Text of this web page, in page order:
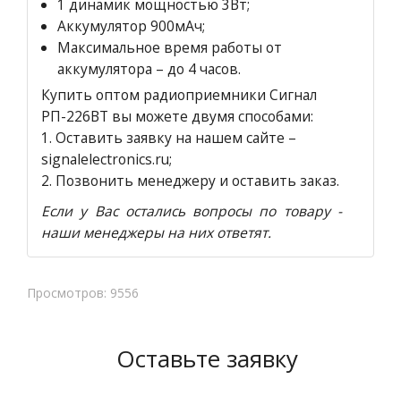
1 динамик мощностью 3Вт;
Аккумулятор 900мАч;
Максимальное время работы от
аккумулятора – до 4 часов.
Купить оптом радиоприемники Сигнал
РП-226ВТ вы можете двумя способами:
1. Оставить заявку на нашем сайте –
signalelectronics.ru;
2. Позвонить менеджеру и оставить заказ.
Если у Вас остались вопросы по товару -
наши менеджеры на них ответят.
Просмотров: 9556
Оставьте заявку